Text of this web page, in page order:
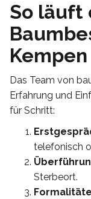
So läuft
Das Team von
Erfahrung und
für Schritt:
telefonisch
Sterbeort.